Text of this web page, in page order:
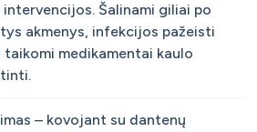
Šalinami giliai po
akmenys, infekcijos pažeisti
medikamentai kaulo
– kovojant su dantenų